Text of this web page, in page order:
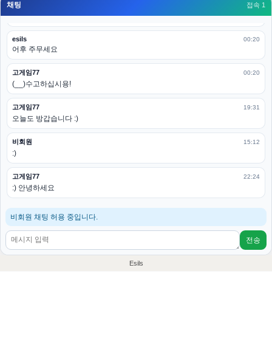
채팅 접속 1
고게임77 00:19
아 ㅋㅋ 내일도 심심하면 들리겠습니다. 벌써 12시가 넘었었네요
esils 00:20
어후 주무세요
고게임77 00:20
(__)수고하십시용!
고게임77 19:31
오늘도 방갑습니다 :)
비회원 15:12
:)
고게임77 22:24
:) 안녕하세요
비회원 채팅 허용 중입니다.
전송
Esils